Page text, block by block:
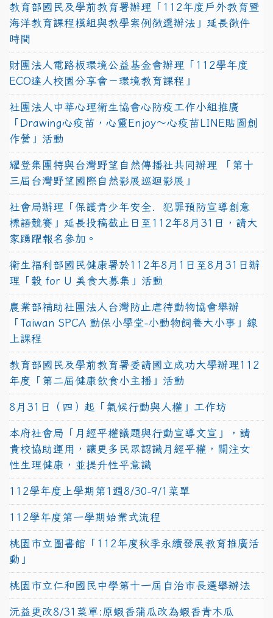
教育部國民及學前教育署辦理「112年度戶外教育暨
海洋教育課程模組與教學案例徵選辦法」延長徵件
時間
財團法人電路板環境公益基金會辦理「112學年度
ECO達人校園分享會－環境教育課程」
社團法人中華心理衛生協會心防疫工作小組推廣
「Drawing心疫苗，心靈Enjoy〜心疫苗LINE貼圖創
作營」活動
耀登集團特與台灣野望自然傳播社共同辦理 「第十
三屆台灣野望國際自然影展巡迴影展」
社會局辦理「保護青少年安全．犯罪預防宣導創意
標語競賽」延長投稿截止日至112年8月31日，請大
家踴躍報名參加。
衛生福利部國民健康署於112年8月1日至8月31日辦
理「穀 for U 美食大募集」活動
農業部補助社團法人台灣防止虐待動物協會舉辦
「Taiwan SPCA 動保小學堂-小動物飼養大小事」線
上課程
教育部國民及學前教育署委請國立成功大學辦理112
年度「第二屆健康飲食小主播」活動
8月31日（四）起「氣候行動與人權」工作坊
本府社會局「月經平權議題與行動宣導文宣」，請
貴校協助運用，讓更多民眾認識月經平權，關注女
性生理健康，並提升性平意識
112學年度上學期第1週8/30-9/1菜單
112學年度第一學期始業式流程
桃園市立圖書館「112年度秋季永續發展教育推廣活
動」
桃園市立仁和國民中學第十一屆自治市長選舉辦法
沅益更改8/31菜單:原蝦香蒲瓜改為蝦香青木瓜